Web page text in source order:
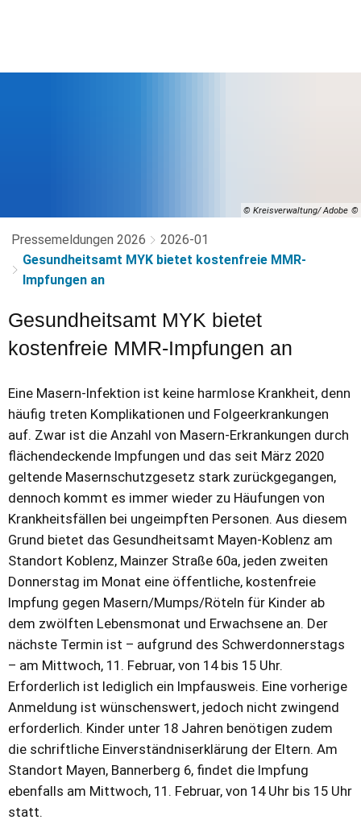
© Kreisverwaltung/ Adobe
Pressemeldungen 2026
2026-01
Gesundheitsamt MYK bietet kostenfreie MMR-
Impfungen an
Gesundheitsamt MYK bietet
kostenfreie MMR-Impfungen an
Eine Masern-Infektion ist keine harmlose Krankheit, denn
häufig treten Komplikationen und Folgeerkrankungen
auf. Zwar ist die Anzahl von Masern-Erkrankungen durch
flächendeckende Impfungen und das seit März 2020
geltende Masernschutzgesetz stark zurückgegangen,
dennoch kommt es immer wieder zu Häufungen von
Krankheitsfällen bei ungeimpften Personen. Aus diesem
Grund bietet das Gesundheitsamt Mayen-Koblenz am
Standort Koblenz, Mainzer Straße 60a, jeden zweiten
Donnerstag im Monat eine öffentliche, kostenfreie
Impfung gegen Masern/Mumps/Röteln für Kinder ab
dem zwölften Lebensmonat und Erwachsene an. Der
nächste Termin ist – aufgrund des Schwerdonnerstags
– am Mittwoch, 11. Februar, von 14 bis 15 Uhr.
Erforderlich ist lediglich ein Impfausweis. Eine vorherige
Anmeldung ist wünschenswert, jedoch nicht zwingend
erforderlich. Kinder unter 18 Jahren benötigen zudem
die schriftliche Einverständniserklärung der Eltern. Am
Standort Mayen, Bannerberg 6, findet die Impfung
ebenfalls am Mittwoch, 11. Februar, von 14 Uhr bis 15 Uhr
statt.